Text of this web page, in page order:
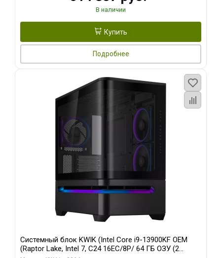
В наличии
Купить
Подробнее
Системный блок KWIK (Intel Core i9-13900KF OEM
(Raptor Lake, Intel 7, C24 16EC/8P/ 64 ГБ ОЗУ (2